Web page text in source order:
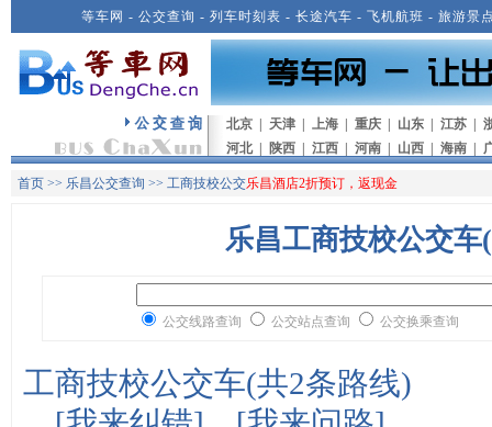
等车网 - 公交查询 - 列车时刻表 - 长途汽车 - 飞机航班 - 旅游景
北京 天津 上海 重庆 山东 江苏
河北
陕西 江西 河南 山西 海南
首页 >> 乐昌公交查询 >> 工商技校公交乐昌酒店2折预订，返现金
乐昌工商技校公交车
公交线路查询 公交站点查询 公交换乘查询
工商技校公交车(共2条路线)